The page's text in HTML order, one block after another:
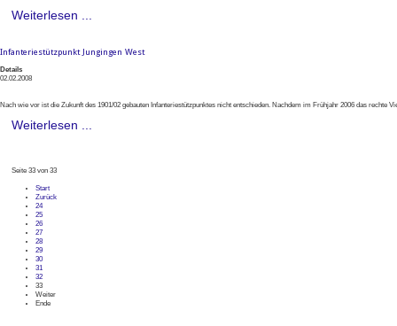
Weiterlesen ...
Infanteriestützpunkt Jungingen West
Details
02.02.2008
Nach wie vor ist die Zukunft des 1901/02 gebauten Infanteriestützpunktes nicht entschieden. Nachdem im Frühjahr 2006 das
Weiterlesen ...
Seite 33 von 33
Start
Zurück
24
25
26
27
28
29
30
31
32
33
Weiter
Ende